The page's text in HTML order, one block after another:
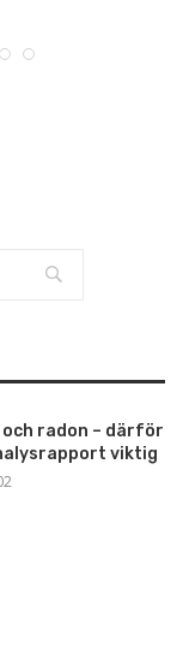
och radon – därför
viktig